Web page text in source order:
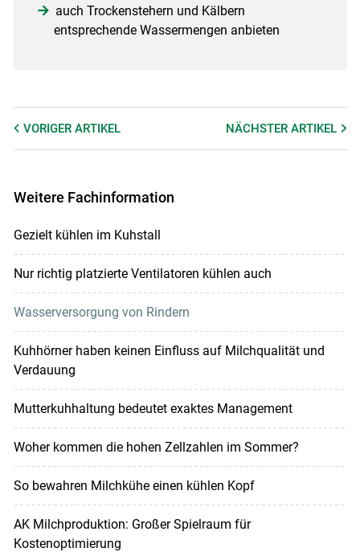
auch Trockenstehern und Kälbern
entsprechende Wassermengen anbieten
VORIGER ARTIKEL NÄCHSTERARTIKEL
Weitere Fachinformation
Gezielt kühlen im Kuhstall
Nur richtig platzierte Ventilatoren kühlen auch
Wasserversorgung von Rindern
Kuhhörner haben keinen Einfluss auf Milchqualität und
Verdauung
Mutterkuhhaltung bedeutet exaktes Management
Woher kommen die hohen Zellzahlen im Sommer?
So bewahren Milchkühe einen kühlen Kopf
AK Milchproduktion: Großer Spielraum für
Kostenoptimierung